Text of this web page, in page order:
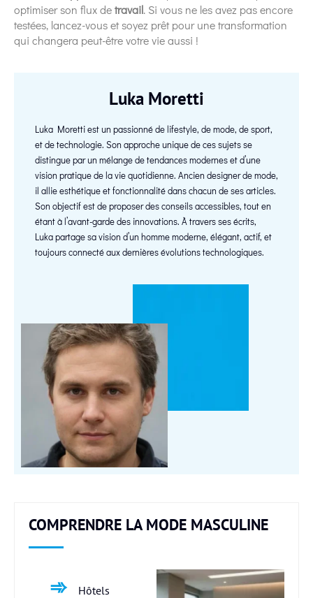
optimiser son flux detravail. Si vous ne les avez pas encore
testées, lancez-vous et soyez prêt pour une transformation
qui changera peut-être votre vie aussi !
Luka Moretti
Luka Moretti est un passionné de lifestyle, de mode, de sport,
et de technologie. Son approche unique de ces sujets se
distingue par un mélange de tendances modernes et d’une
vision pratique de la vie quotidienne. Ancien designer de mode,
il allie esthétique et fonctionnalité dans chacun de ses articles.
Son objectif est de proposer des conseils accessibles, tout en
étant à l’avant-garde des innovations. À travers ses écrits,
Luka partage sa vision d’un homme moderne, élégant, actif, et
toujours connecté aux dernières évolutions technologiques.
COMPRENDRE LA MODE MASCULINE
Hôtels